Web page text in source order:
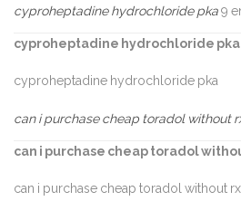
cyproheptadine hydrochloride pka9
cyproheptadine hydrochloride pka
cyproheptadine hydrochloride pka
can i purchase cheap toradol without
can i purchase cheap toradol
can i purchase cheap toradol without rx